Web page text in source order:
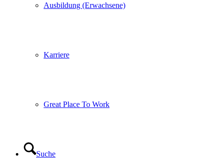
Ausbildung (Erwachsene)
Karriere
Great Place To Work
Suche